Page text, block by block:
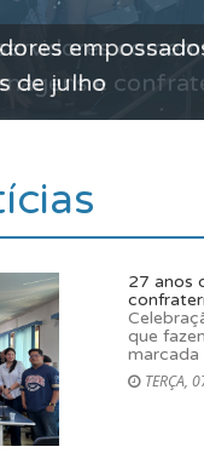
e
27 anos
que
marcada
TERÇA,